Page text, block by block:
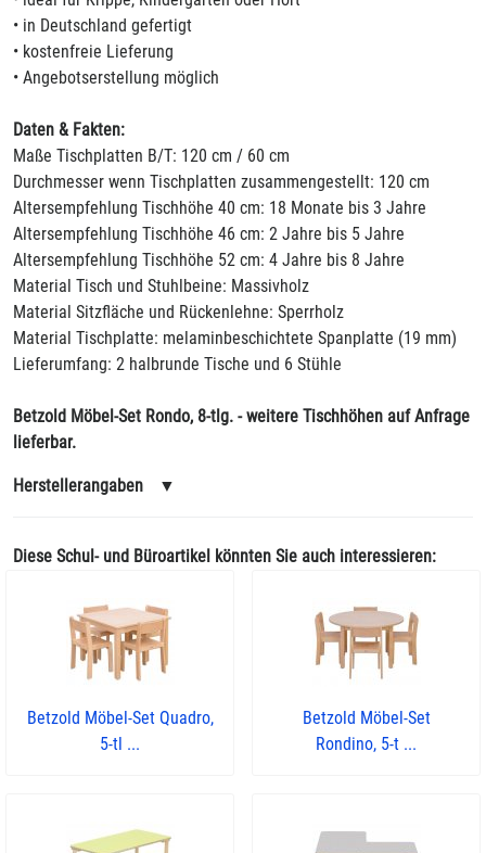
• in Deutschland gefertigt
• kostenfreie Lieferung
• Angebotserstellung möglich
Daten & Fakten:
Maße Tischplatten B/T: 120 cm / 60 cm
Durchmesser wenn Tischplatten zusammengestellt: 120 cm
Altersempfehlung Tischhöhe 40 cm: 18 Monate bis 3 Jahre
Altersempfehlung Tischhöhe 46 cm: 2 Jahre bis 5 Jahre
Altersempfehlung Tischhöhe 52 cm: 4 Jahre bis 8 Jahre
Material Tisch und Stuhlbeine: Massivholz
Material Sitzfläche und Rückenlehne: Sperrholz
Material Tischplatte: melaminbeschichtete Spanplatte (19 mm)
Lieferumfang: 2 halbrunde Tische und 6 Stühle
Betzold Möbel-Set Rondo, 8-tlg. - weitere Tischhöhen auf Anfrage
lieferbar.
Herstellerangaben ▼
Diese Schul- und Büroartikel könnten Sie auch interessieren:
Betzold Möbel-Set Quadro,
5-tl ...
Betzold Möbel-Set
Rondino, 5-t ...